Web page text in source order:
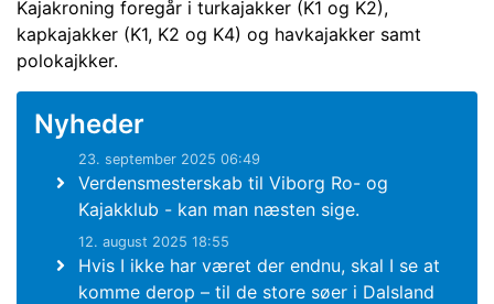
Kajakroning foregår i turkajakker (K1 og K2),
kapkajakker (K1, K2 og K4) og havkajakker samt
polokajkker.
Nyheder
23. september 2025 06:49
Verdensmesterskab til Viborg Ro- og
Kajakklub - kan man næsten sige.
12. august 2025 18:55
Hvis I ikke har været der endnu, skal I se at
komme derop – til de store søer i Dalsland